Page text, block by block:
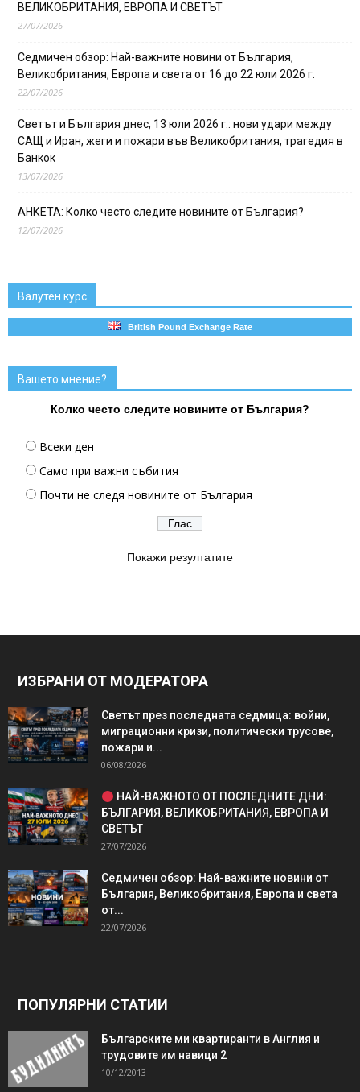
ВЕЛИКОБРИТАНИЯ, ЕВРОПА И СВЕТЪТ
27/07/2026
Седмичен обзор: Най-важните новини от България,
Великобритания, Европа и света от 16 до 22 юли 2026 г.
22/07/2026
Светът и България днес, 13 юли 2026 г.: нови удари между
САЩ и Иран, жеги и пожари във Великобритания, трагедия в
Банкок
13/07/2026
АНКЕТА: Колко често следите новините от България?
12/07/2026
Валутен курс
British Pound Exchange Rate
Вашето мнение?
Колко често следите новините от България?
Всеки ден
Само при важни събития
Почти не следя новините от България
Покажи резултатите
ИЗБРАНИ ОТ МОДЕРАТОРА
Светът през последната седмица: войни,
миграционни кризи, политически трусове,
пожари и...
06/08/2026
НАЙ-ВАЖНОТО ОТ ПОСЛЕДНИТЕ ДНИ:
БЪЛГАРИЯ, ВЕЛИКОБРИТАНИЯ, ЕВРОПА И
СВЕТЪТ
27/07/2026
Седмичен обзор: Най-важните новини от
България, Великобритания, Европа и света
от...
22/07/2026
ПОПУЛЯРНИ СТАТИИ
Българските ми квартиранти в Англия и
трудовите им навици 2
10/12/2013